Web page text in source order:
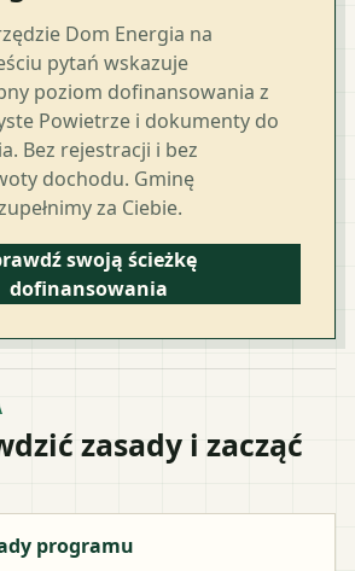
Dom Energia na
pytań wskazuje
poziom dofinansowania z
Powietrze i dokumenty do
Bez rejestracji i bez
dochodu. Gminę
za Ciebie.
swoją ścieżkę
dofinansowania
zasady i zacząć
programu